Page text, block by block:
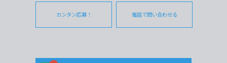
カンタン応募！ 電話で問い合わせる